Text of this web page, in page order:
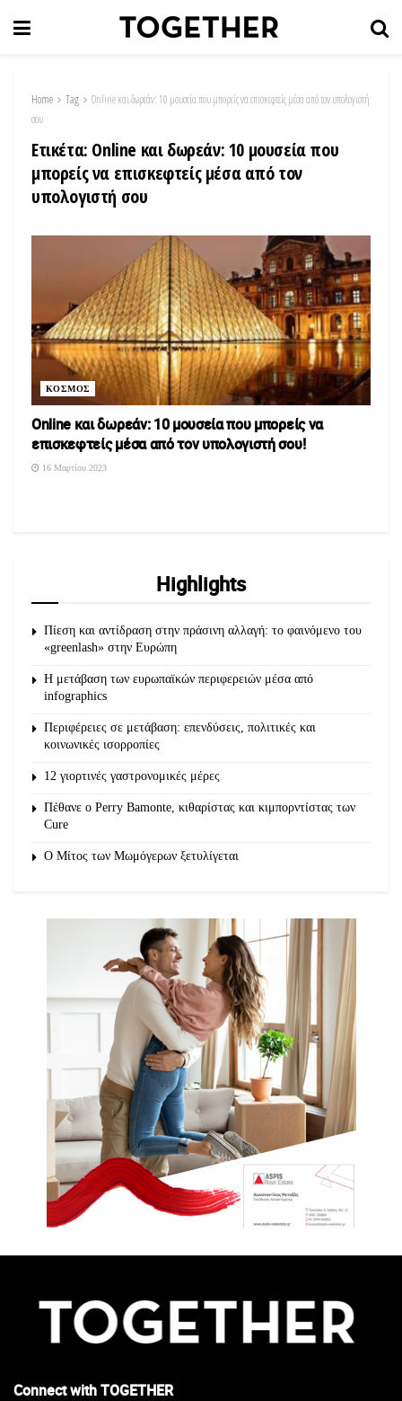
Home Tag
Online και δωρεάν: 10 μουσεία που μπορείς να επισκεφτείς μέσα από τoν υπολογιστή
σου
Ετικέτα: Online και δωρεάν: 10 μουσεία που
μπορείς να επισκεφτείς μέσα από τoν
υπολογιστή σου
ΚΟΣΜΟΣ
Online και δωρεάν: 10 μουσεία που μπορείς να
επισκεφτείς μέσα από τoν υπολογιστή σου!
16 Μαρτίου 2023
Highlights
Πίεση και αντίδραση στην πράσινη αλλαγή: το φαινόμενο του
«greenlash» στην Ευρώπη
Η μετάβαση των ευρωπαϊκών περιφερειών μέσα από
infographics
Περιφέρειες σε μετάβαση: επενδύσεις, πολιτικές και
κοινωνικές ισορροπίες
12 γιορτινές γαστρονομικές μέρες
Πέθανε ο Perry Bamonte, κιθαρίστας και κιμπορντίστας των
Cure
O Μίτος των Μωμόγερων ξετυλίγεται
Connect with TOGETHER